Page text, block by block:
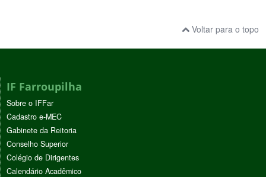
Voltar para o topo
IF Farroupilha
Sobre o IFFar
Cadastro e-MEC
Gabinete da Reitoria
Conselho Superior
Colégio de Dirigentes
Calendário Acadêmico